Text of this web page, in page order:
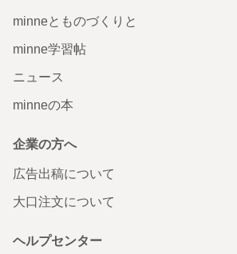
minneとものづくりと
minne学習帖
ニュース
minneの本
企業の方へ
広告出稿について
大口注文について
ヘルプセンター